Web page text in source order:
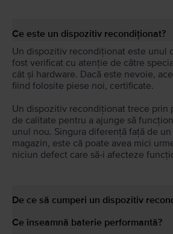
Ce este un dispozitiv recondiționat?
Un dispozitiv recondiționat este unul
fost verificat cu atenție de către
cât și hardware. Dacă este nevoie,
fiind folosite piese noi, certificate.
Un dispozitiv recondiționat trece prin
de calitate pentru a ajunge să
unul nou. Singura diferență față de
magazin, este că poate avea mici
niciun defect care să-i afecteze
De ce să cumperi un dispozitiv
Ce înseamnă baterie performantă?